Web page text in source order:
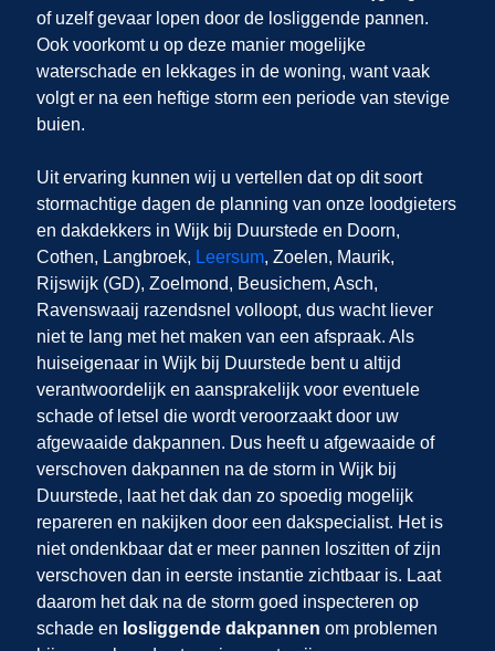
of uzelf gevaar lopen door de losliggende pannen.
Ook voorkomt u op deze manier mogelijke
waterschade en lekkages in de woning, want vaak
volgt er na een heftige storm een periode van stevige
buien.
Uit ervaring kunnen wij u vertellen dat op dit soort
stormachtige dagen de planning van onze loodgieters
en dakdekkers in Wijk bij Duurstede en Doorn,
Cothen, Langbroek, Leersum, Zoelen, Maurik,
Rijswijk (GD), Zoelmond, Beusichem, Asch,
Ravenswaaij razendsnel volloopt, dus wacht liever
niet te lang met het maken van een afspraak. Als
huiseigenaar in Wijk bij Duurstede bent u altijd
verantwoordelijk en aansprakelijk voor eventuele
schade of letsel die wordt veroorzaakt door uw
afgewaaide dakpannen. Dus heeft u afgewaaide of
verschoven dakpannen na de storm in Wijk bij
Duurstede, laat het dak dan zo spoedig mogelijk
repareren en nakijken door een dakspecialist. Het is
niet ondenkbaar dat er meer pannen loszitten of zijn
verschoven dan in eerste instantie zichtbaar is. Laat
daarom het dak na de storm goed inspecteren op
schade en losliggende dakpannen om problemen